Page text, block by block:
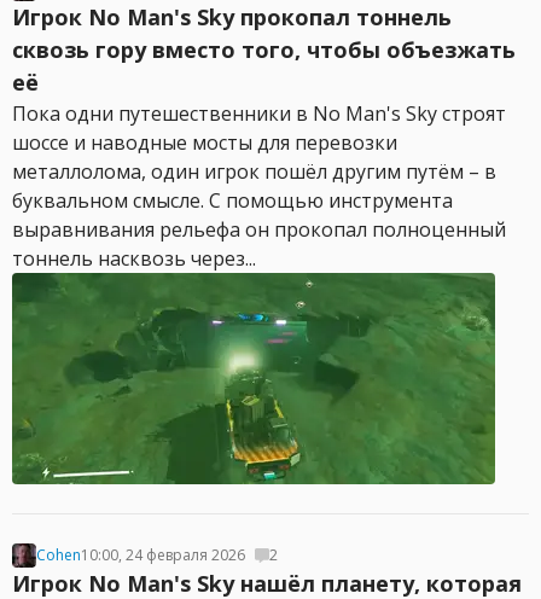
Игрок No Man's Sky прокопал тоннель
сквозь гору вместо того, чтобы объезжать
её
Пока одни путешественники в No Man's Sky строят
шоссе и наводные мосты для перевозки
металлолома, один игрок пошёл другим путём – в
буквальном смысле. С помощью инструмента
выравнивания рельефа он прокопал полноценный
тоннель насквозь через...
Cohen10:00, 24 февраля 2026 2
Игрок No Man's Sky нашёл планету, которая